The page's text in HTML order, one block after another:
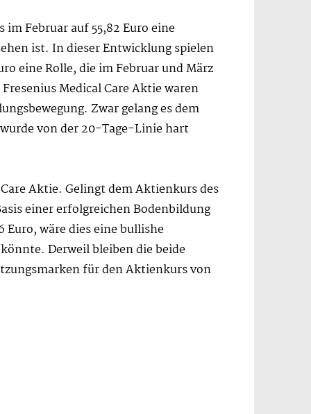
Februar auf 55,82 Euro eine
ist. In dieser Entwicklung spielen
eine Rolle, die im Februar und März
Medical Care Aktie waren
Zwar gelang es dem
von der 20-Tage-Linie hart
Aktie. Gelingt dem Aktienkurs des
einer erfolgreichen Bodenbildung
wäre dies eine bullishe
Derweil bleiben die beide
für den Aktienkurs von